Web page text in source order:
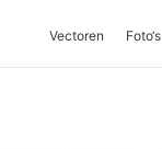
Vectoren Foto‘s